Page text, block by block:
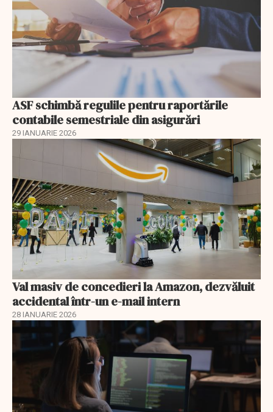
ASF schimbă regulile pentru raportările
contabile semestriale din asigurări
29 IANUARIE 2026
Val masiv de concedieri la Amazon, dezvăluit
accidental într-un e-mail intern
28 IANUARIE 2026